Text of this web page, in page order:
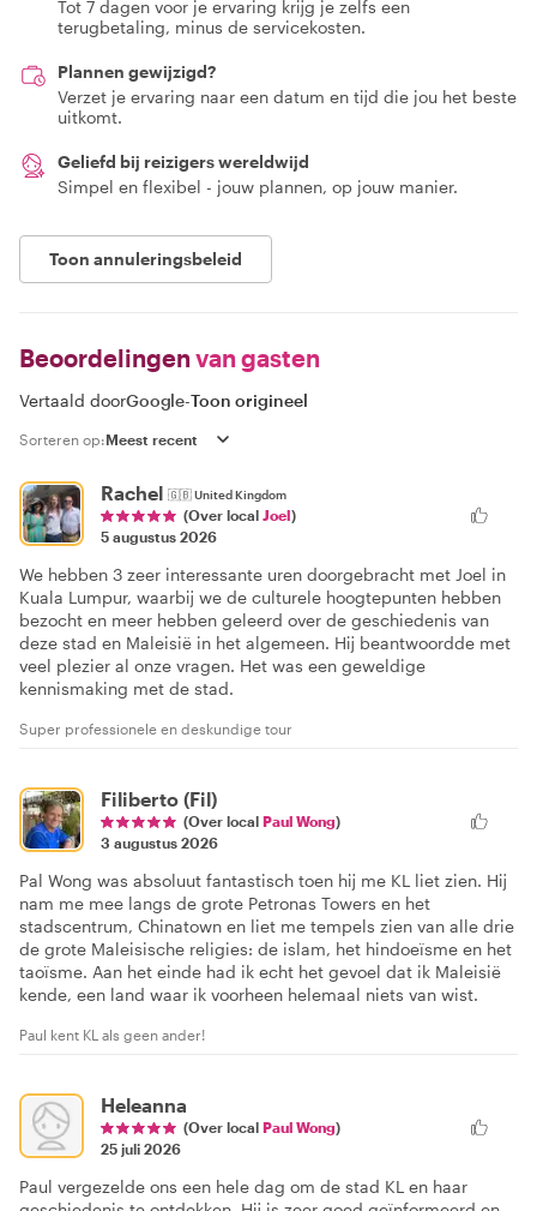
Tot 7 dagen voor je ervaring krijg je zelfs een
terugbetaling, minus de servicekosten.
Plannen gewijzigd?
Verzet je ervaring naar een datum en tijd die jou het beste
uitkomt.
Geliefd bij reizigers wereldwijd
Simpel en flexibel - jouw plannen, op jouw manier.
Toon annuleringsbeleid
Beoordelingen van gasten
Vertaald doorGoogle-Toon origineel
Sorteren op:
Rachel 🇬🇧United Kingdom
(Over local Joel)
5 augustus 2026
We hebben 3 zeer interessante uren doorgebracht met Joel in
Kuala Lumpur, waarbij we de culturele hoogtepunten hebben
bezocht en meer hebben geleerd over de geschiedenis van
deze stad en Maleisië in het algemeen. Hij beantwoordde met
veel plezier al onze vragen. Het was een geweldige
kennismaking met de stad.
Super professionele en deskundige tour
Filiberto (Fil)
(Over local Paul Wong)
3 augustus 2026
Pal Wong was absoluut fantastisch toen hij me KL liet zien. Hij
nam me mee langs de grote Petronas Towers en het
stadscentrum, Chinatown en liet me tempels zien van alle drie
de grote Maleisische religies: de islam, het hindoeïsme en het
taoïsme. Aan het einde had ik echt het gevoel dat ik Maleisië
kende, een land waar ik voorheen helemaal niets van wist.
Paul kent KL als geen ander!
Heleanna
(Over local Paul Wong)
25 juli 2026
Paul vergezelde ons een hele dag om de stad KL en haar